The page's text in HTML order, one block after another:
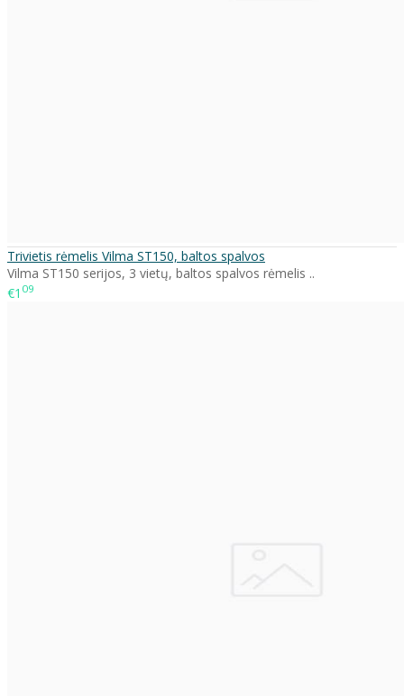
Trivietis rėmelis Vilma ST150, baltos spalvos
Vilma ST150 serijos, 3 vietų, baltos spalvos rėmelis ..
€1 09